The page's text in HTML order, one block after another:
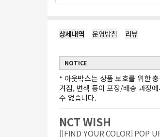
상세내역 운영방침 리뷰
NOTICE
* 아웃박스는 상품 보호를 위한
겨짐, 변색 등이 포장/배송 과정
수 없습니다.
NCT WISH
[[FIND YOUR COLOR] POP